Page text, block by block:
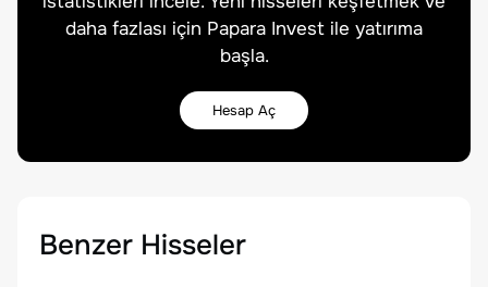
daha fazlası için Papara Invest ile yatırıma
başla.
Hesap Aç
Benzer Hisseler